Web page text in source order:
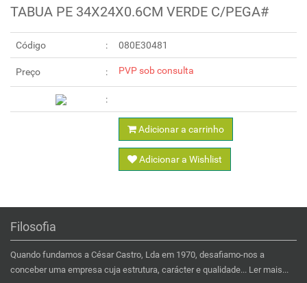
TABUA PE 34X24X0.6CM VERDE C/PEGA#
Código 080E30481
Preço PVP sob consulta
Adicionar a carrinho
Adicionar a Wishlist
Filosofia
Quando fundamos a César Castro, Lda em 1970, desafiamo-nos a
conceber uma empresa cuja estrutura, carácter e qualidade... Ler mais...